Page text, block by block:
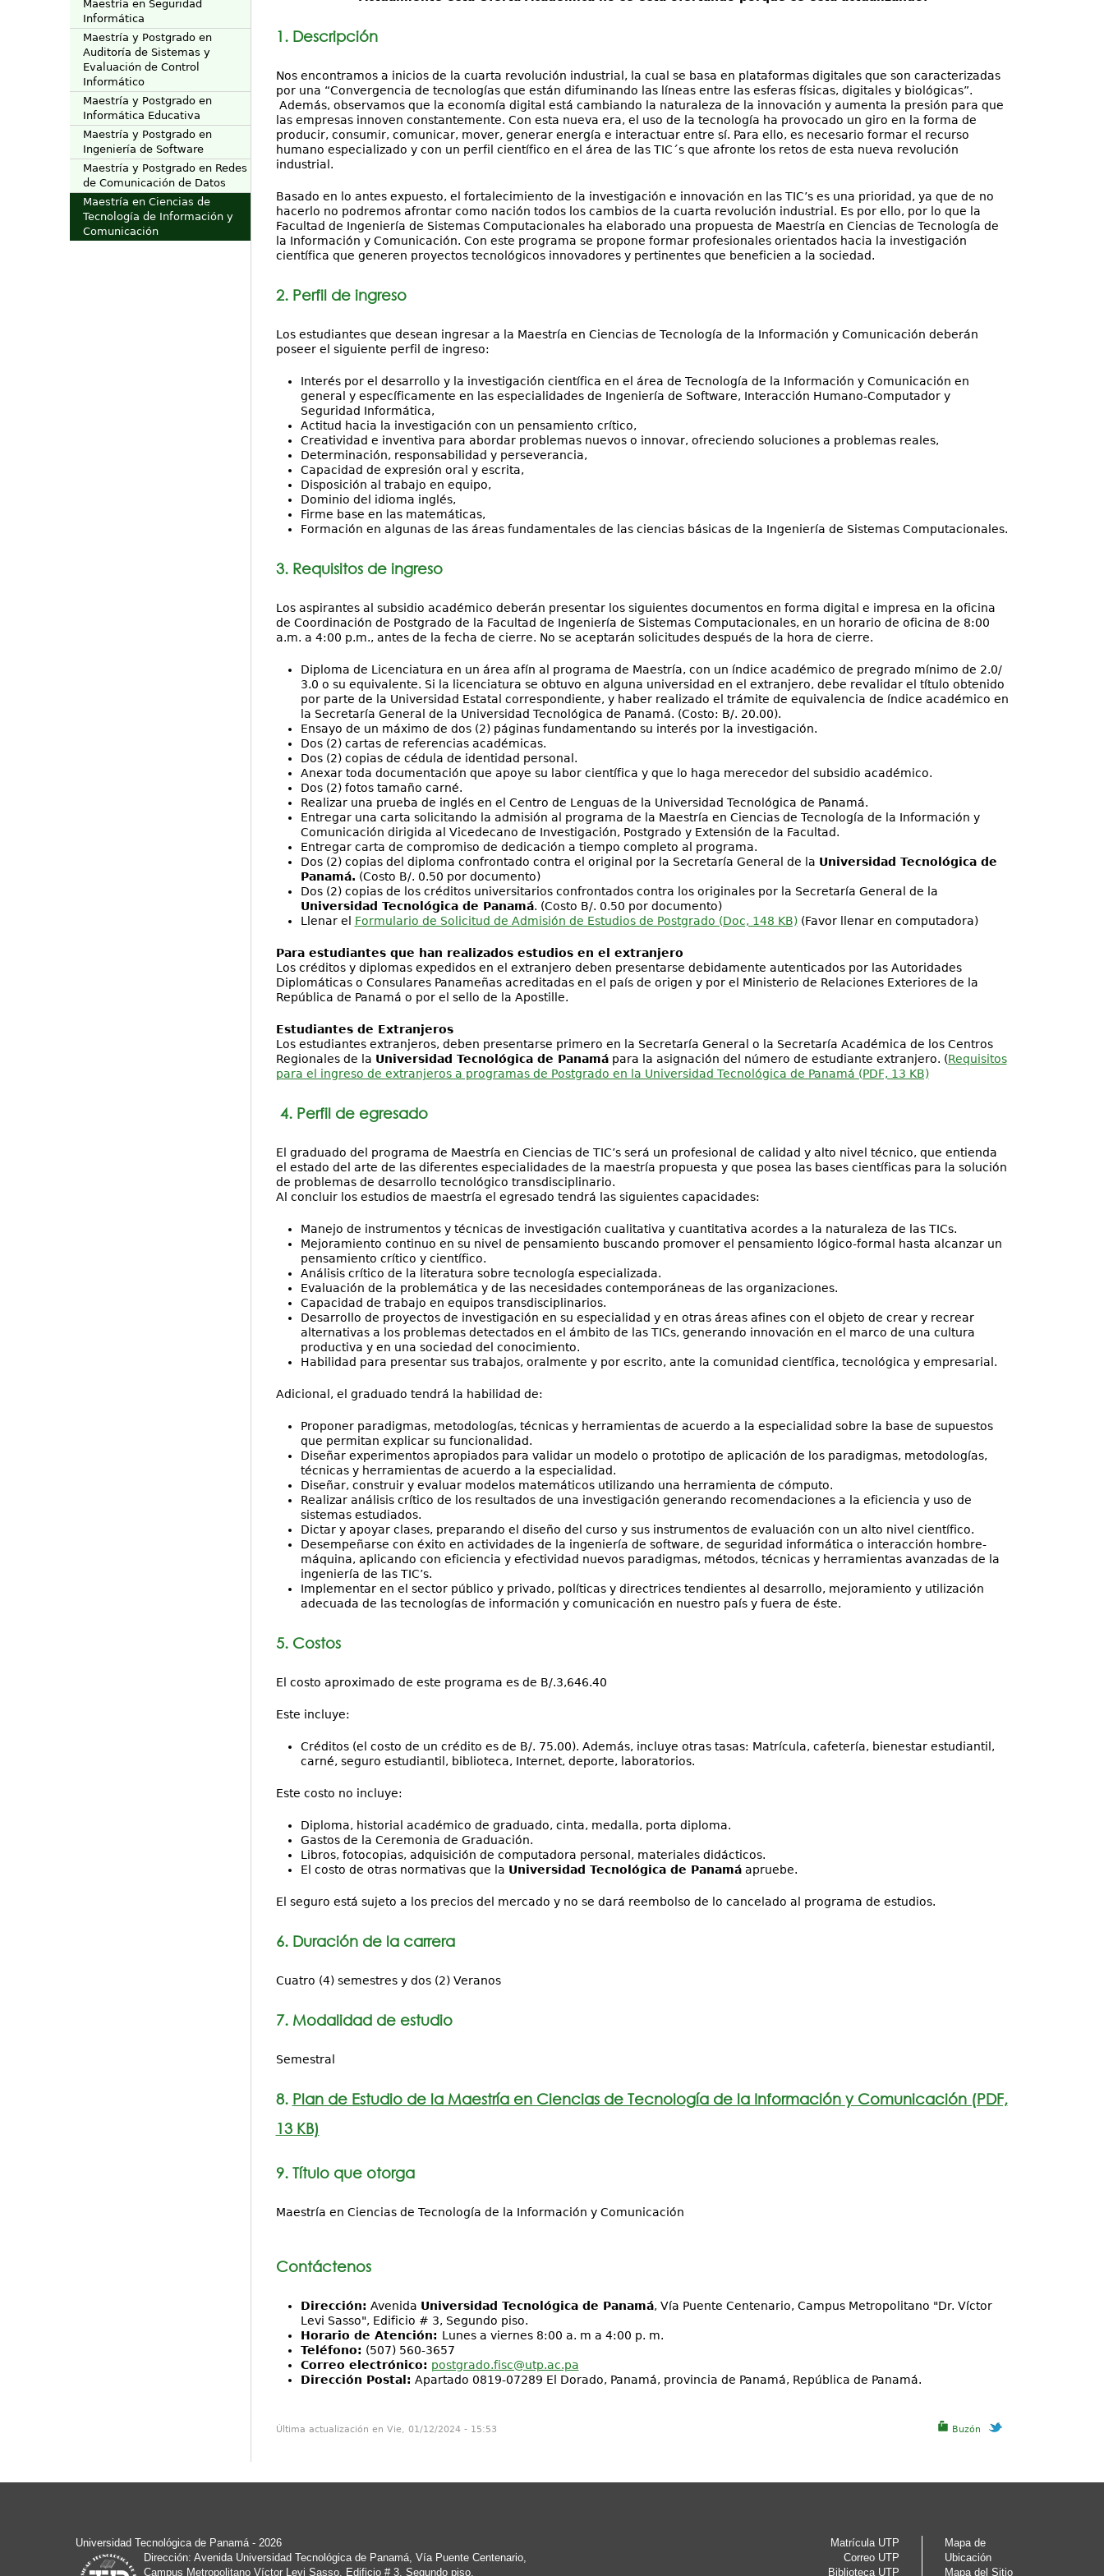
1. Descripción
Nos encontramos a inicios de la cuarta revolución industrial, la cual se basa en plataformas digitales que son caracterizadas
por una “Convergencia de tecnologías que están difuminando las líneas entre las esferas físicas, digitales y biológicas”.
Además, observamos que la economía digital está cambiando la naturaleza de la innovación y aumenta la presión para que
las empresas innoven constantemente. Con esta nueva era, el uso de la tecnología ha provocado un giro en la forma de
producir, consumir, comunicar, mover, generar energía e interactuar entre sí. Para ello, es necesario formar el recurso
humano especializado y con un perfil científico en el área de las TIC´s que afronte los retos de esta nueva revolución
industrial.
Basado en lo antes expuesto, el fortalecimiento de la investigación e innovación en las TIC’s es una prioridad, ya que de no
hacerlo no podremos afrontar como nación todos los cambios de la cuarta revolución industrial. Es por ello, por lo que la
Facultad de Ingeniería de Sistemas Computacionales ha elaborado una propuesta de Maestría en Ciencias de Tecnología de
la Información y Comunicación. Con este programa se propone formar profesionales orientados hacia la investigación
científica que generen proyectos tecnológicos innovadores y pertinentes que beneficien a la sociedad.
2. Perfil de ingreso
Los estudiantes que desean ingresar a la Maestría en Ciencias de Tecnología de la Información y Comunicación deberán
poseer el siguiente perfil de ingreso:
Interés por el desarrollo y la investigación científica en el área de Tecnología de la Información y Comunicación en
general y específicamente en las especialidades de Ingeniería de Software, Interacción Humano-Computador y
Seguridad Informática,
Actitud hacia la investigación con un pensamiento crítico,
Creatividad e inventiva para abordar problemas nuevos o innovar, ofreciendo soluciones a problemas reales,
Determinación, responsabilidad y perseverancia,
Capacidad de expresión oral y escrita,
Disposición al trabajo en equipo,
Dominio del idioma inglés,
Firme base en las matemáticas,
Formación en algunas de las áreas fundamentales de las ciencias básicas de la Ingeniería de Sistemas Computacionales.
3. Requisitos de ingreso
Los aspirantes al subsidio académico deberán presentar los siguientes documentos en forma digital e impresa en la oficina
de Coordinación de Postgrado de la Facultad de Ingeniería de Sistemas Computacionales, en un horario de oficina de 8:00
a.m. a 4:00 p.m., antes de la fecha de cierre. No se aceptarán solicitudes después de la hora de cierre.
Diploma de Licenciatura en un área afín al programa de Maestría, con un índice académico de pregrado mínimo de 2.0/
3.0 o su equivalente. Si la licenciatura se obtuvo en alguna universidad en el extranjero, debe revalidar el título obtenido
por parte de la Universidad Estatal correspondiente, y haber realizado el trámite de equivalencia de índice académico en
la Secretaría General de la Universidad Tecnológica de Panamá. (Costo: B/. 20.00).
Ensayo de un máximo de dos (2) páginas fundamentando su interés por la investigación.
Dos (2) cartas de referencias académicas.
Dos (2) copias de cédula de identidad personal.
Anexar toda documentación que apoye su labor científica y que lo haga merecedor del subsidio académico.
Dos (2) fotos tamaño carné.
Realizar una prueba de inglés en el Centro de Lenguas de la Universidad Tecnológica de Panamá.
Entregar una carta solicitando la admisión al programa de la Maestría en Ciencias de Tecnología de la Información y
Comunicación dirigida al Vicedecano de Investigación, Postgrado y Extensión de la Facultad.
Entregar carta de compromiso de dedicación a tiempo completo al programa.
Dos (2) copias del diploma confrontado contra el original por la Secretaría General de la Universidad Tecnológica de
Panamá. (Costo B/. 0.50 por documento)
Dos (2) copias de los créditos universitarios confrontados contra los originales por la Secretaría General de la
Universidad Tecnológica de Panamá. (Costo B/. 0.50 por documento)
Llenar el Formulario de Solicitud de Admisión de Estudios de Postgrado (Doc, 148 KB)(Favor llenar en computadora)
Para estudiantes que han realizados estudios en el extranjero
Los créditos y diplomas expedidos en el extranjero deben presentarse debidamente autenticados por las Autoridades
Diplomáticas o Consulares Panameñas acreditadas en el país de origen y por el Ministerio de Relaciones Exteriores de la
República de Panamá o por el sello de la Apostille.
Estudiantes de Extranjeros
Los estudiantes extranjeros, deben presentarse primero en la Secretaría General o la Secretaría Académica de los Centros
Regionales de la Universidad Tecnológica de Panamápara la asignación del número de estudiante extranjero. (Requisitos
para el ingreso de extranjeros a programas de Postgrado en la Universidad Tecnológica de Panamá (PDF, 13 KB)
4. Perfil de egresado
El graduado del programa de Maestría en Ciencias de TIC’s será un profesional de calidad y alto nivel técnico, que entienda
el estado del arte de las diferentes especialidades de la maestría propuesta y que posea las bases científicas para la solución
de problemas de desarrollo tecnológico transdisciplinario.
Al concluir los estudios de maestría el egresado tendrá las siguientes capacidades:
Manejo de instrumentos y técnicas de investigación cualitativa y cuantitativa acordes a la naturaleza de las TICs.
Mejoramiento continuo en su nivel de pensamiento buscando promover el pensamiento lógico-formal hasta alcanzar un
pensamiento crítico y científico.
Análisis crítico de la literatura sobre tecnología especializada.
Evaluación de la problemática y de las necesidades contemporáneas de las organizaciones.
Capacidad de trabajo en equipos transdisciplinarios.
Desarrollo de proyectos de investigación en su especialidad y en otras áreas afines con el objeto de crear y recrear
alternativas a los problemas detectados en el ámbito de las TICs, generando innovación en el marco de una cultura
productiva y en una sociedad del conocimiento.
Habilidad para presentar sus trabajos, oralmente y por escrito, ante la comunidad científica, tecnológica y empresarial.
Adicional, el graduado tendrá la habilidad de:
Proponer paradigmas, metodologías, técnicas y herramientas de acuerdo a la especialidad sobre la base de supuestos
que permitan explicar su funcionalidad.
Diseñar experimentos apropiados para validar un modelo o prototipo de aplicación de los paradigmas, metodologías,
técnicas y herramientas de acuerdo a la especialidad.
Diseñar, construir y evaluar modelos matemáticos utilizando una herramienta de cómputo.
Realizar análisis crítico de los resultados de una investigación generando recomendaciones a la eficiencia y uso de
sistemas estudiados.
Dictar y apoyar clases, preparando el diseño del curso y sus instrumentos de evaluación con un alto nivel científico.
Desempeñarse con éxito en actividades de la ingeniería de software, de seguridad informática o interacción hombre-
máquina, aplicando con eficiencia y efectividad nuevos paradigmas, métodos, técnicas y herramientas avanzadas de la
ingeniería de las TIC’s.
Implementar en el sector público y privado, políticas y directrices tendientes al desarrollo, mejoramiento y utilización
adecuada de las tecnologías de información y comunicación en nuestro país y fuera de éste.
5. Costos
El costo aproximado de este programa es de B/.3,646.40
Este incluye:
Créditos (el costo de un crédito es de B/. 75.00). Además, incluye otras tasas: Matrícula, cafetería, bienestar estudiantil,
carné, seguro estudiantil, biblioteca, Internet, deporte, laboratorios.
Este costo no incluye:
Diploma, historial académico de graduado, cinta, medalla, porta diploma.
Gastos de la Ceremonia de Graduación.
Libros, fotocopias, adquisición de computadora personal, materiales didácticos.
El costo de otras normativas que la Universidad Tecnológica de Panamáapruebe.
El seguro está sujeto a los precios del mercado y no se dará reembolso de lo cancelado al programa de estudios.
6. Duración de la carrera
Cuatro (4) semestres y dos (2) Veranos
7. Modalidad de estudio
Semestral
8. Plan de Estudio de la Maestría en Ciencias de Tecnología de la Información y Comunicación (PDF,
13 KB)
9. Título que otorga
Maestría en Ciencias de Tecnología de la Información y Comunicación
Contáctenos
Dirección: Avenida Universidad Tecnológica de Panamá, Vía Puente Centenario, Campus Metropolitano "Dr. Víctor
Levi Sasso", Edificio # 3, Segundo piso.
Horario de Atención: Lunes a viernes 8:00 a. m a 4:00 p. m.
Teléfono: (507) 560-3657
Correo electrónico: postgrado.fisc@utp.ac.pa
Dirección Postal: Apartado 0819-07289 El Dorado, Panamá, provincia de Panamá, República de Panamá.
Buzón
Última actualización en Vie, 01/12/2024 - 15:53
Maestría en Seguridad
Informática
Maestría y Postgrado en
Auditoría de Sistemas y
Evaluación de Control
Informático
Maestría y Postgrado en
Informática Educativa
Maestría y Postgrado en
Ingeniería de Software
Maestría y Postgrado en Redes
de Comunicación de Datos
Maestría en Ciencias de
Tecnología de Información y
Comunicación
Universidad Tecnológica de Panamá- 2026
Dirección: Avenida Universidad Tecnológica de Panamá, Vía Puente Centenario,
Campus Metropolitano Víctor Levi Sasso, Edificio # 3, Segundo piso.
Matrícula UTP
Correo UTP
Biblioteca UTP
Mapa de
Ubicación
Mapa del Sitio